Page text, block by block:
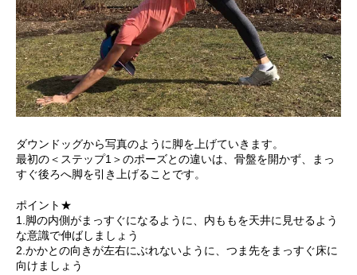
ダウンドッグから写真のように脚を上げていきます。
最初の＜ステップ1＞のポーズとの違いは、骨盤を開かず、まっ
すぐ後ろへ脚を引き上げることです。
ポイント★
1.脚の内側がまっすぐになるように、内ももを天井に見せるよう
な意識で伸ばしましょう
2.かかとの向きが左右にぶれないように、つま先をまっすぐ床に
向けましょう